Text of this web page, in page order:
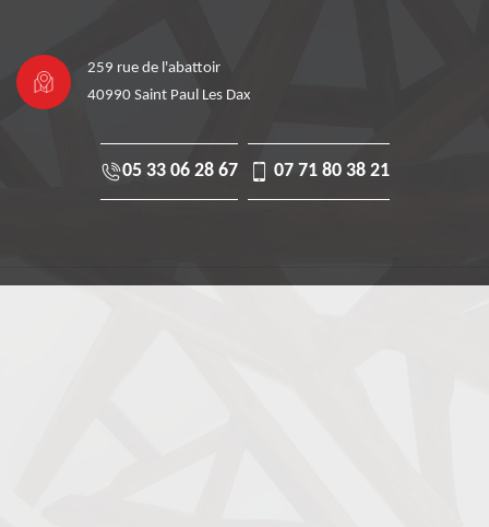
259 rue de l'abattoir
40990 Saint Paul Les Dax
05 33 06 28 67 07 71 80 38 21